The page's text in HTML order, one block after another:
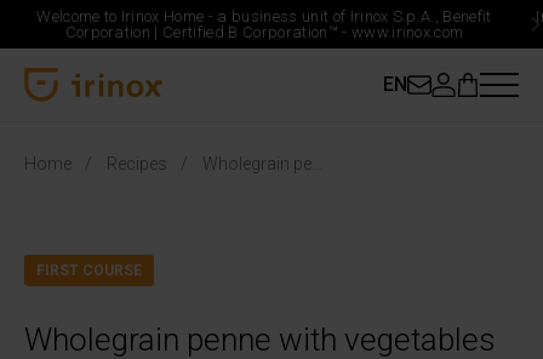
Welcome to Irinox Home - a business unit of Irinox S.p.A., Benefit
Corporation | Certified B Corporation™ - www.irinox.com
EN
Home Recipes
FIRST COURSE
Wholegrain penne with vegetables